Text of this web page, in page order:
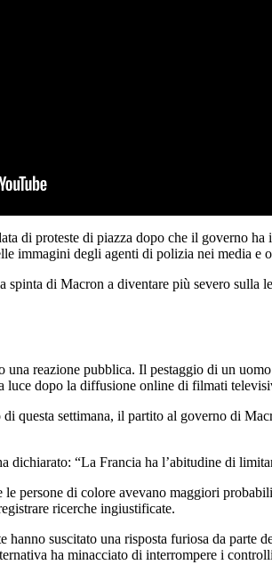
di proteste di piazza dopo che il governo
immagini degli agenti di polizia nei media e
spinta di Macron a diventare più severo sulla
una reazione pubblica. Il pestaggio di un
luce dopo la diffusione online di filmati
questa settimana, il partito al governo di
dichiarato: “La Francia ha l’abitudine di
persone di colore avevano maggiori
ricerche ingiustificate.
hanno suscitato una risposta furiosa da
ha minacciato di interrompere i